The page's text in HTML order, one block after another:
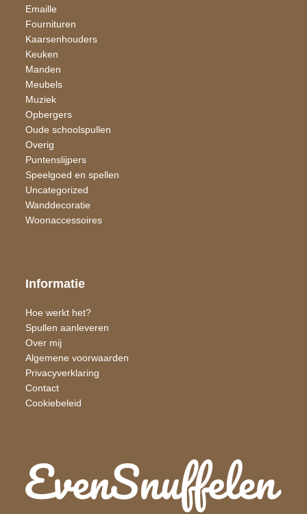
Emaille
Fournituren
Kaarsen​houders
Keuken
Manden
Meubels
Muziek
Opbergers
Oude schoolspullen
Overig
Puntenslijpers
Speelgoed en spellen
Uncategorized
Wand​decoratie
Woon​accessoires
Informatie
Hoe werkt het?
Spullen aanleveren
Over mij
Algemene voorwaarden
Privacyverklaring
Contact
Cookiebeleid